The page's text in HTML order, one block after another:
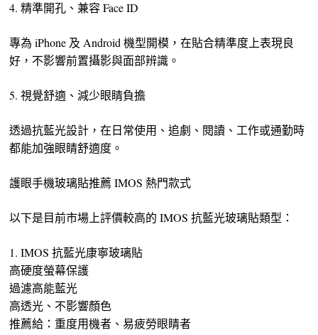
4. 精準開孔、兼容 Face ID
專為 iPhone 及 Android 機型開模，在貼合精準度上表現良
好，不影響前置攝影與面部辨識。
5. 視覺舒適、減少眼睛負擔
透過抗藍光設計，在日常使用、追劇、閱讀、工作或通勤時
都能加強眼睛舒適度。
護眼手機玻璃貼推薦 IMOS 熱門款式
以下是目前市場上評價較高的 IMOS 抗藍光玻璃貼類型：
1. IMOS 抗藍光康寧玻璃貼
高硬度螢幕保護
過濾高能藍光
高透光、不影響顏色
推薦給：重度用機者、易疲勞眼睛者